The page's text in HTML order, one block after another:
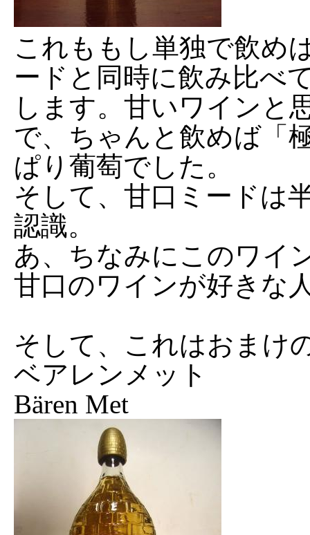
これももし単独で飲め
ードと同時に飲み比べ
します。甘いワインと
で、ちゃんと飲めば「
ぱり葡萄でした。
そして、甘口ミードは
認識。
あ、ちなみにこのワイ
甘口のワインが好きな
そして、これはおまけ
ベアレンメット
Bären Met